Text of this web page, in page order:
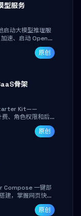
型服务
启动大模型推理服
速、启动 OpenAI
据不出网，零门槛
原创
骨架
Kit——
、角色权限和后
付对接与自定义
将精力聚焦于核心
原创
Compose 一键部
建，掌握网页快照
开发者与知识工作
原创